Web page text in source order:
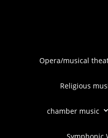
Opera/musical
Religious
chamber music